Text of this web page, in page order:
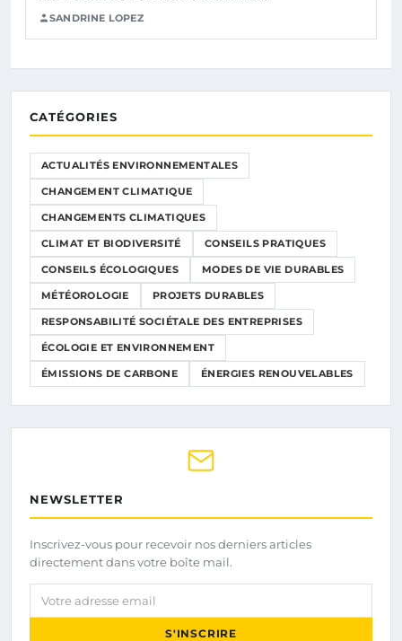
SANDRINE LOPEZ
CATÉGORIES
ACTUALITÉS ENVIRONNEMENTALES
CHANGEMENT CLIMATIQUE
CHANGEMENTS CLIMATIQUES
CLIMAT ET BIODIVERSITÉ CONSEILS PRATIQUES
CONSEILS ÉCOLOGIQUES MODES DE VIE DURABLES
MÉTÉOROLOGIE PROJETS DURABLES
RESPONSABILITÉ SOCIÉTALE DES ENTREPRISES
ÉCOLOGIE ET ENVIRONNEMENT
ÉMISSIONS DE CARBONE ÉNERGIES RENOUVELABLES
NEWSLETTER
Inscrivez-vous pour recevoir nos derniers articles
directement dans votre boîte mail.
Votre adresse email
S'INSCRIRE